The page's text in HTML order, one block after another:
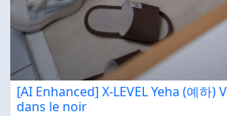
[AI Enhanced] X-LEVEL Yeha (예하)
dans le noir